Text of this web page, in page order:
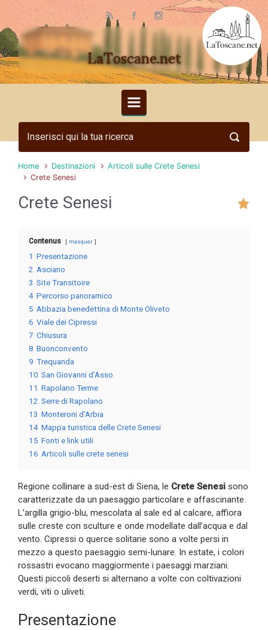
Skip to main content
LaToscane.net
Home Destinazioni
Articoli sulle Crete Senesi
Crete Senesi
Crete Senesi
Contenus masquer
1 Presentazione
2 Asciano
3 Site Transitoire
4 Percorso panoramico
5 Abbazia benedettina di Monte Oliveto
6 Viale dei Cipressi
7 Chiusura
8 Buonconvento
9 Trequanda
10 San Giovanni d’Asso
11 Rapolano Terme
12 Serre di Rapolano
13 Monteroni d’Arbia
14 Mappa turistica delle Crete Senesi
15 Fonti e link utili
16 Articoli sulle crete senesi
Regione collinare a sud-est di Siena, le Crete Senesi sono
caratterizzate da un paesaggio particolare e affascinante.
L’argilla grigio-blu, mescolata al sale ed al calcare, affiora
sulle creste con sculture e onde modellate dall’acqua e dal
vento. Cipressi o querce solitarie sono a volte persi in
mezzo a questo paesaggio semi-lunare. In estate, i colori
rossastri evocano maggiormente i paesaggi marziani.
Questi piccoli deserti si alternano a volte con coltivazioni
verdi, viti o uliveti.
Presentazione